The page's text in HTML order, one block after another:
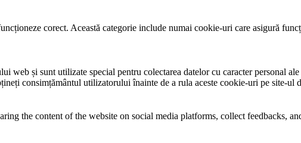
corect. Această categorie include numai cookie-uri care asigură
web și sunt utilizate special pentru colectarea datelor cu caracter personal
consimțământul utilizatorului înainte de a rula aceste cookie-uri pe site-ul
the content of the website on social media platforms, collect feedbacks,